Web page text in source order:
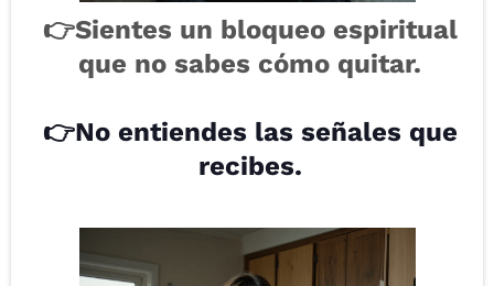
👉Sientes un bloqueo espiritual
que no sabes cómo quitar.
👉No entiendes las señales que
recibes.